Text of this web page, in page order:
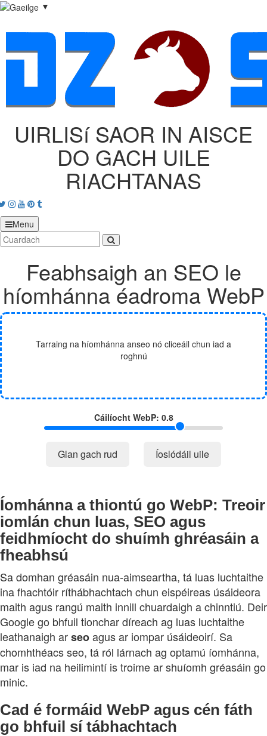
▼
UIRLISí SAOR IN AISCE
DO GACH UILE
RIACHTANAS
Twitter
Instagram
Youtube
Pinterest
tumblr
Menu
Feabhsaigh an SEO le
híomhánna éadroma WebP
Tarraing na híomhánna anseo nó cliceáil chun iad a
roghnú
Cáilíocht WebP: 0.8
Glan gach rud Íoslódáil uile
Íomhánna a thiontú go WebP: Treoir
iomlán chun luas, SEO agus
feidhmíocht do shuímh ghréasáin a
fheabhsú
Sa domhan gréasáin nua‑aimseartha, tá luas luchtaithe
ina fhachtóir ríthábhachtach chun eispéireas úsáideora
maith agus rangú maith innill chuardaigh a chinntiú. Deir
Google go bhfuil tionchar díreach ag luas luchtaithe
leathanaigh arseoagus ar iompar úsáideoirí. Sa
chomhthéacs seo, tá ról lárnach ag optamú íomhánna,
mar is iad na heilimintí is troime ar shuíomh gréasáin go
minic.
Cad é formáid WebP agus cén fáth
go bhfuil sí tábhachtach